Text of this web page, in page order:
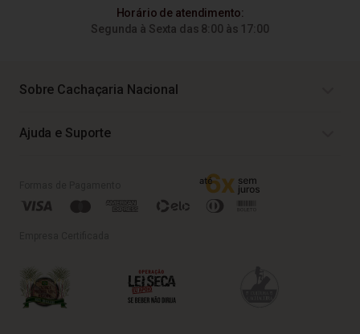
Horário de atendimento:
Segunda à Sexta das 8:00 às 17:00
Sobre Cachaçaria Nacional
Ajuda e Suporte